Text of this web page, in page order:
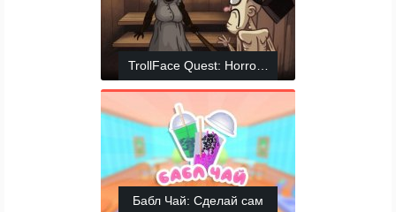
TrollFace Quest: Horror 3
Бабл Чай: Сделай сам